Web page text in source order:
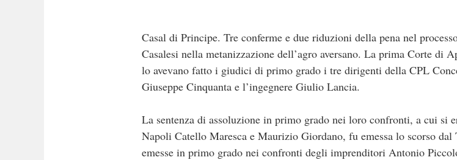
Casal di Principe. Tre conferme e due riduzioni della pena nel
Casalesi nella metanizzazione dell’agro aversano. La prima Corte di
lo avevano fatto i giudici di primo grado i tre dirigenti della CPL
Giuseppe Cinquanta e l’ingegnere Giulio Lancia.
La sentenza di assoluzione in primo grado nei loro confronti, a cui
Napoli Catello Maresca e Maurizio Giordano, fu emessa lo scorso
emesse in primo grado nei confronti degli imprenditori Antonio